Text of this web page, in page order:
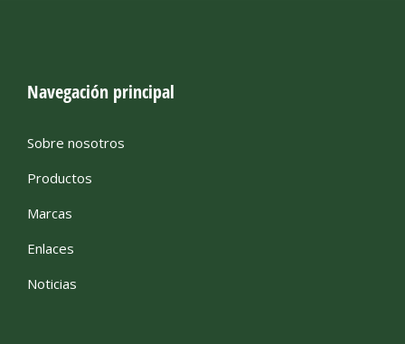
Navegación principal
Sobre nosotros
Productos
Marcas
Enlaces
Noticias